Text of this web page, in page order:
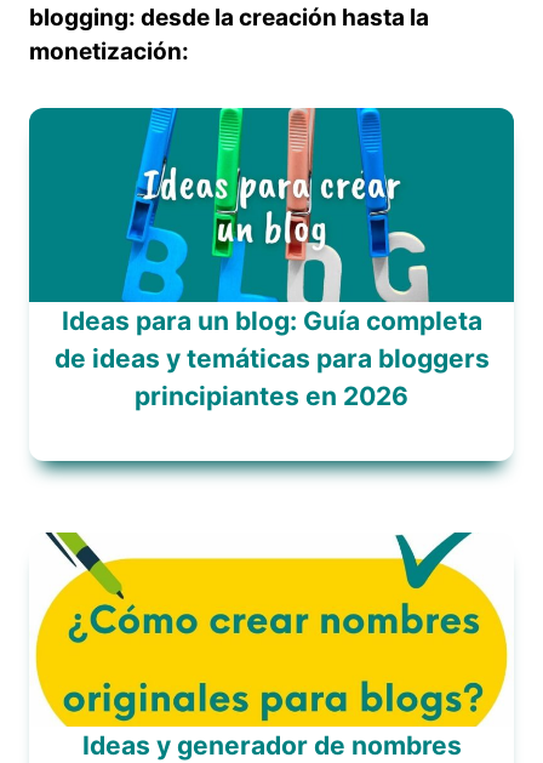
blogging: desde la creación hasta la
monetización:
Ideas para un blog: Guía completa
de ideas y temáticas para bloggers
principiantes en 2026
Ideas y generador de nombres